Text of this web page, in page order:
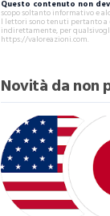
Questo contenuto non
scopo soltanto informativo e
I lettori sono tenuti pertanto a
indirettamente, per
https://valoreazioni.com.
Novità da non